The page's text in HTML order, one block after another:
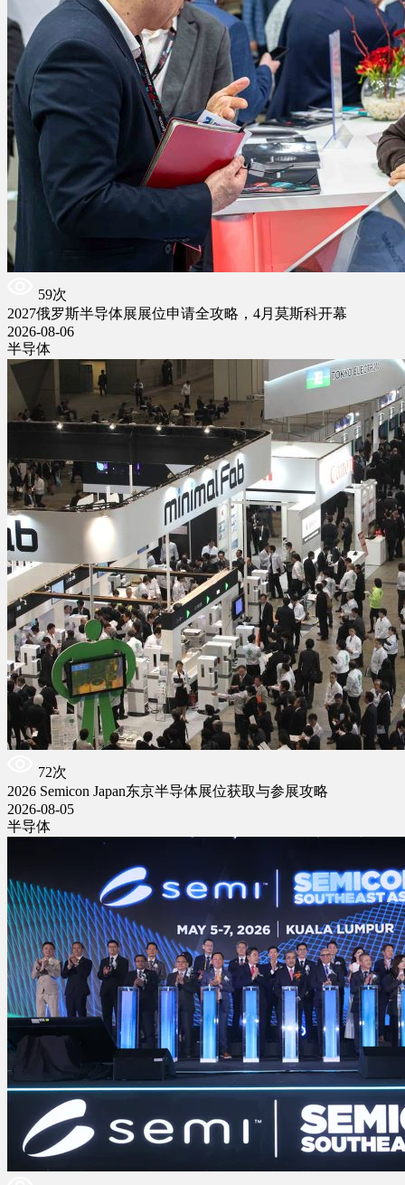
59次
2027俄罗斯半导体展展位申请全攻略，4月莫斯科开幕
2026-08-06
半导体
72次
2026 Semicon Japan东京半导体展位获取与参展攻略
2026-08-05
半导体